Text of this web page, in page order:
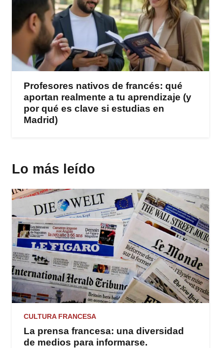
Profesores nativos de francés: qué
aportan realmente a tu aprendizaje (y
por qué es clave si estudias en
Madrid)
Lo más leído
CULTURA FRANCESA
La prensa francesa: una diversidad
de medios para informarse.